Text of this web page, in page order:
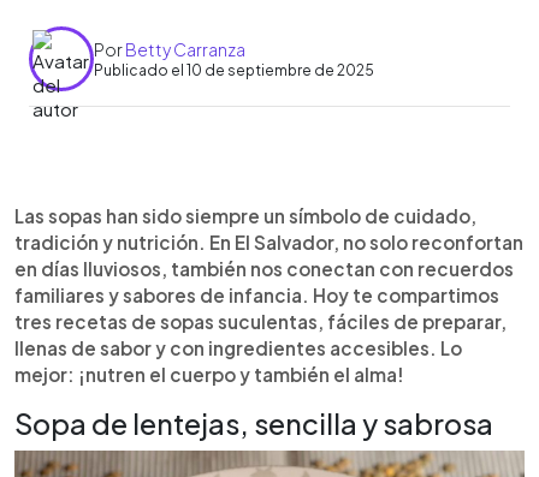
PorBetty Carranza
Publicado el 10 de septiembre de 2025
Escuchar artículo
Las sopas son mucho más que un plato: evocan
hogar, tradición y momentos compartidos. En El
Salvador, forman parte del calor familiar y de la
cocina cotidiana. Tres recetas destacan por su
sencillez y riqueza: la sopa de lentejas, nutritiva y
llena de sabor gracias al sofrito y al contraste
dulce del plátano; el minestrone adaptado a los
ingredientes locales, que combina frijoles,
verduras y hierbas en un festín ligero y completo; y
la clásica sopa de res criolla, infaltable en
reuniones familiares. Todas son prueba de que la
Las sopas han sido siempre un símbolo de cuidado,
tradición y nutrición. En El Salvador, no solo reconfortan
en días lluviosos, también nos conectan con recuerdos
familiares y sabores de infancia. Hoy te compartimos
tres recetas de sopas suculentas, fáciles de preparar,
llenas de sabor y con ingredientes accesibles. Lo
mejor: ¡nutren el cuerpo y también el alma!
Sopa de lentejas, sencilla y sabrosa